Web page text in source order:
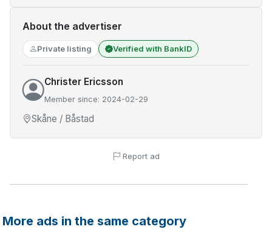
About the advertiser
Private listing Verified with BankID
Christer Ericsson
Member since: 2024-02-29
Skåne / Båstad
Report ad
More ads in the same category